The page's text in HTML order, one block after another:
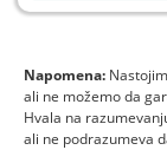
Napomena:
ali ne možemo da
Hvala na
ali ne podrazumeva